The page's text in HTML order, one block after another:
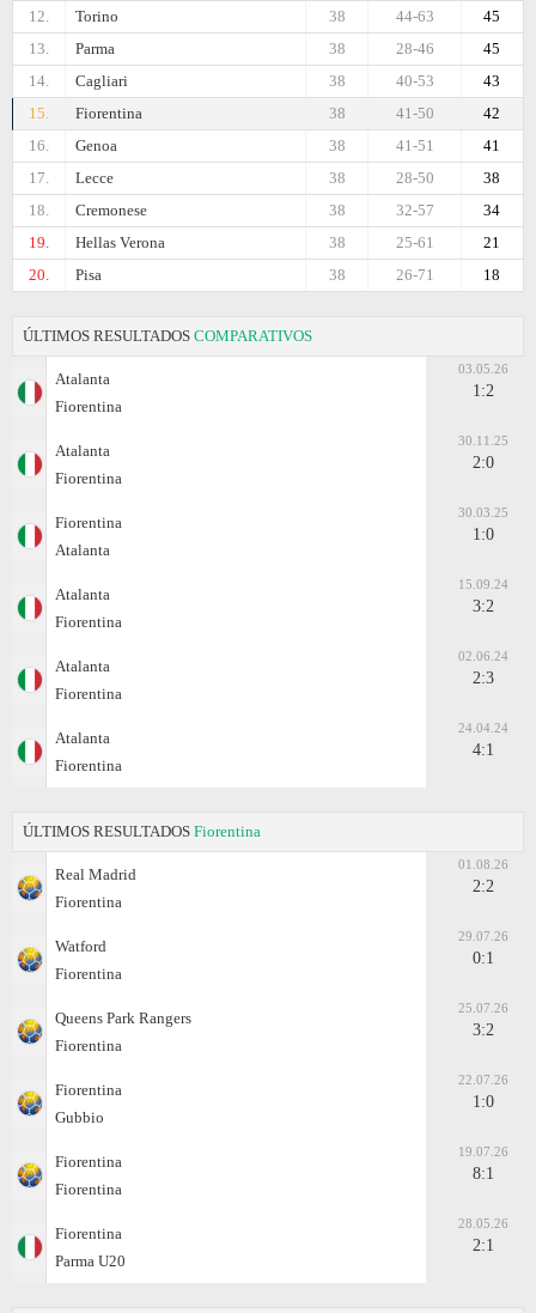
12. Torino 45
44-63
38
13.
Parma 45
28-46
38
14.
Cagliari 43
40-53
38
15.
Fiorentina 42
41-50
38
16.
Genoa 41
41-51
38
17.
Lecce 38
28-50
38
18.
Cremonese 34
32-57
38
19.
Hellas Verona 21
25-61
38
20.
Pisa 18
26-71
38
ÚLTIMOS RESULTADOS COMPARATIVOS
Atalanta
Fiorentina
03.05.26
1:2
Atalanta
Fiorentina
30.11.25
2:0
Fiorentina
Atalanta
30.03.25
1:0
Atalanta
Fiorentina
15.09.24
3:2
Atalanta
Fiorentina
02.06.24
2:3
Atalanta
Fiorentina
24.04.24
4:1
ÚLTIMOS RESULTADOS Fiorentina
Real Madrid
Fiorentina
01.08.26
2:2
Watford
Fiorentina
29.07.26
0:1
Queens Park Rangers
Fiorentina
25.07.26
3:2
Fiorentina
Gubbio
22.07.26
1:0
Fiorentina
Fiorentina
19.07.26
8:1
Fiorentina
Parma U20
28.05.26
2:1